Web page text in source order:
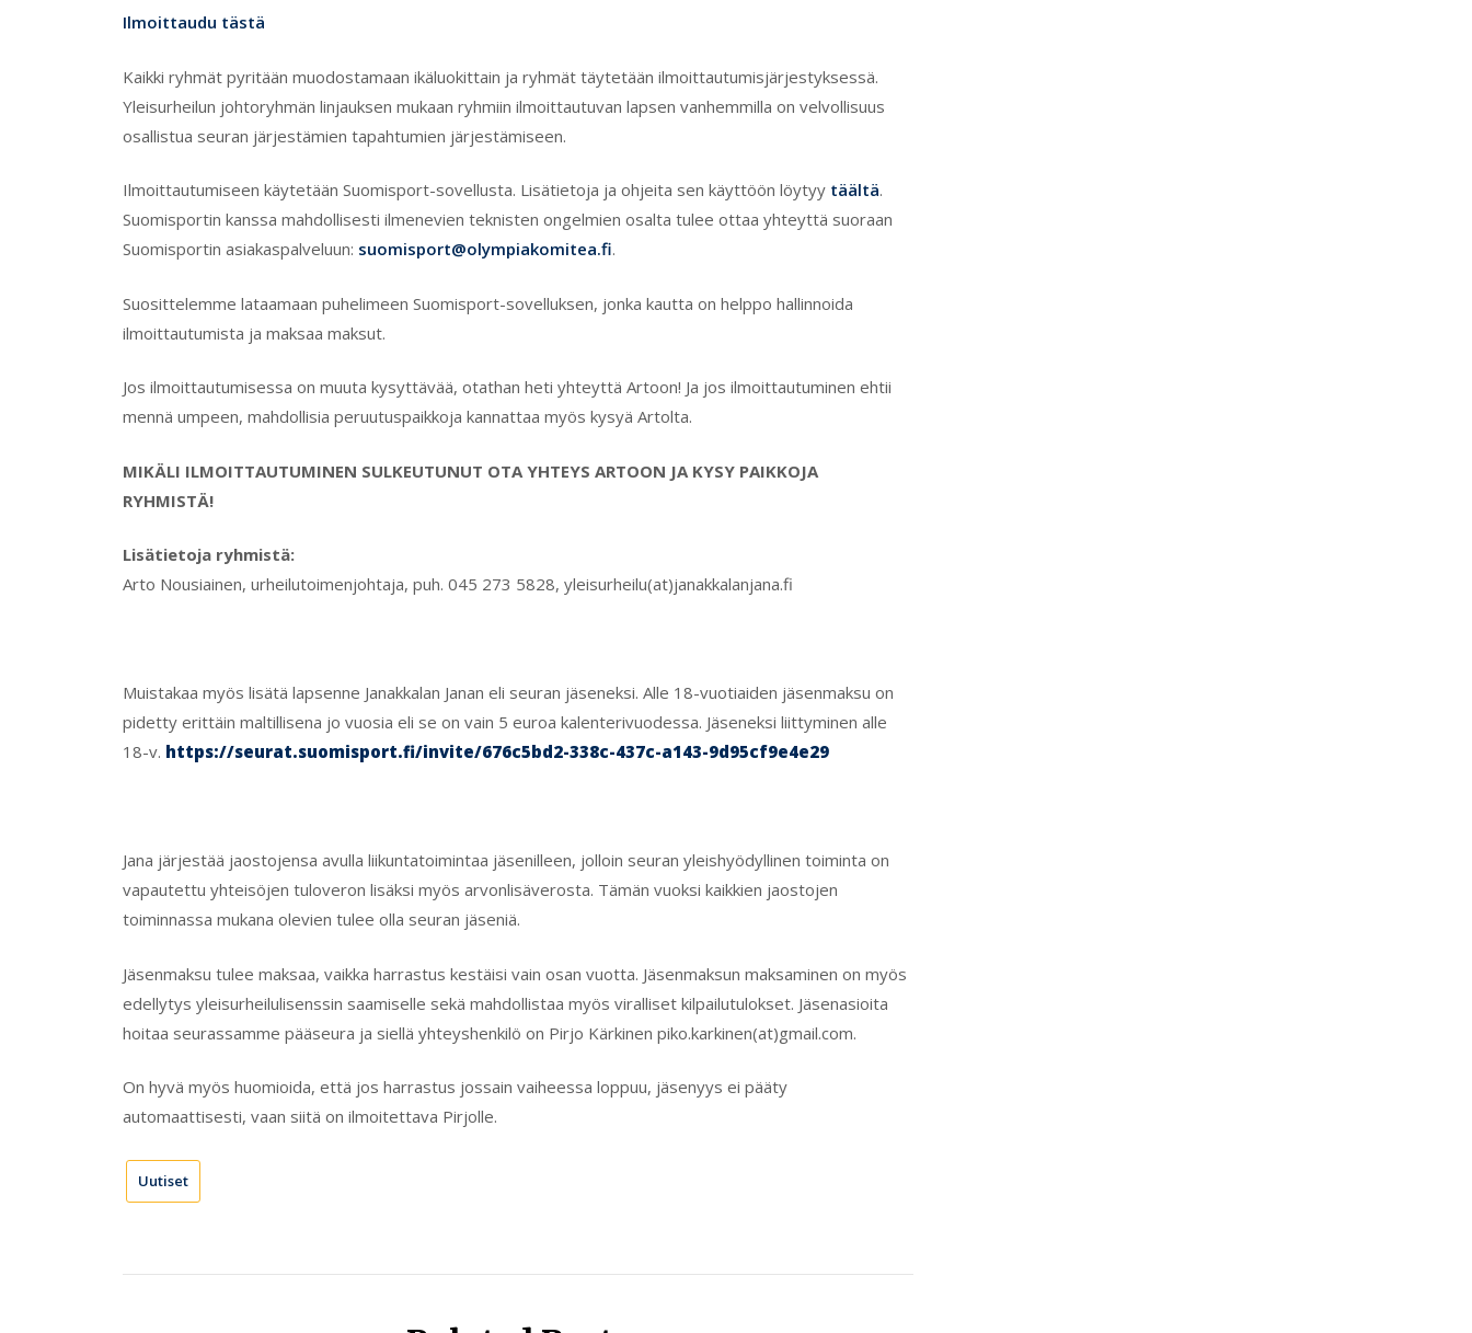
Ilmoittaudu tästä
Kaikki ryhmät pyritään muodostamaan ikäluokittain ja ryhmät täytetään ilmoittautumisjärjestyksessä.
Yleisurheilun johtoryhmän linjauksen mukaan ryhmiin ilmoittautuvan lapsen vanhemmilla on velvollisuus
osallistua seuran järjestämien tapahtumien järjestämiseen.
Ilmoittautumiseen käytetään Suomisport-sovellusta. Lisätietoja ja ohjeita sen käyttöön löytyy täältä.
Suomisportin kanssa mahdollisesti ilmenevien teknisten ongelmien osalta tulee ottaa yhteyttä suoraan
Suomisportin asiakaspalveluun: suomisport@olympiakomitea.fi.
Suosittelemme lataamaan puhelimeen Suomisport-sovelluksen, jonka kautta on helppo hallinnoida
ilmoittautumista ja maksaa maksut.
Jos ilmoittautumisessa on muuta kysyttävää, otathan heti yhteyttä Artoon! Ja jos ilmoittautuminen ehtii
mennä umpeen, mahdollisia peruutuspaikkoja kannattaa myös kysyä Artolta.
MIKÄLI ILMOITTAUTUMINEN SULKEUTUNUT OTA YHTEYS ARTOON JA KYSY PAIKKOJA
RYHMISTÄ!
Lisätietoja ryhmistä:
Arto Nousiainen, urheilutoimenjohtaja, puh. 045 273 5828, yleisurheilu(at)janakkalanjana.fi
Muistakaa myös lisätä lapsenne Janakkalan Janan eli seuran jäseneksi. Alle 18-vuotiaiden jäsenmaksu on
pidetty erittäin maltillisena jo vuosia eli se on vain 5 euroa kalenterivuodessa. Jäseneksi liittyminen alle
18-v. https://seurat.suomisport.fi/invite/676c5bd2-338c-437c-a143-9d95cf9e4e29
Jana järjestää jaostojensa avulla liikuntatoimintaa jäsenilleen, jolloin seuran yleishyödyllinen toiminta on
vapautettu yhteisöjen tuloveron lisäksi myös arvonlisäverosta. Tämän vuoksi kaikkien jaostojen
toiminnassa mukana olevien tulee olla seuran jäseniä.
Jäsenmaksu tulee maksaa, vaikka harrastus kestäisi vain osan vuotta. Jäsenmaksun maksaminen on myös
edellytys yleisurheilulisenssin saamiselle sekä mahdollistaa myös viralliset kilpailutulokset. Jäsenasioita
hoitaa seurassamme pääseura ja siellä yhteyshenkilö on Pirjo Kärkinen piko.karkinen(at)gmail.com.
On hyvä myös huomioida, että jos harrastus jossain vaiheessa loppuu, jäsenyys ei pääty
automaattisesti, vaan siitä on ilmoitettava Pirjolle.
Uutiset